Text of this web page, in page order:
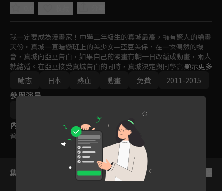
我一定要成為漫畫家！中學三年級生的真城最高，擁有驚人的繪畫
天份。真城一直暗戀班上的美少女—亞豆美保，在一次偶然的機
會，真城向亞豆告白，如果自己的漫畫有朝一日改編成動畫，兩人
就結婚。在亞豆接受真城告白的同時，真城決定與同學高木以亞城
木夢葉為筆名出道，一同闖盪競爭激烈的漫畫市場。
顯示更多
勵志
日本 熱血 動畫 免費 2011-2015
參與演員
內容標籤
普遍級
集數列表